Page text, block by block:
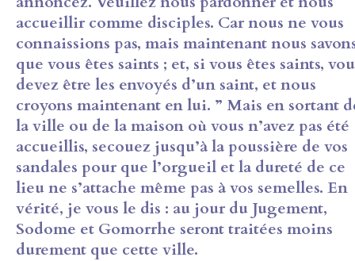
accueillir comme disciples. Car nous ne vous
connaissions pas, mais maintenant nous
que vous êtes saints ; et, si vous êtes saints,
devez être les envoyés d’un saint, et nous
croyons maintenant en lui. ” Mais en sortant
la ville ou de la maison où vous n’avez pas été
accueillis, secouez jusqu’à la poussière de vos
sandales pour que l’orgueil et la dureté de ce
lieu ne s’attache même pas à vos semelles. En
vérité, je vous le dis : au jour du Jugement,
Sodome et Gomorrhe seront traitées moins
durement que cette ville.